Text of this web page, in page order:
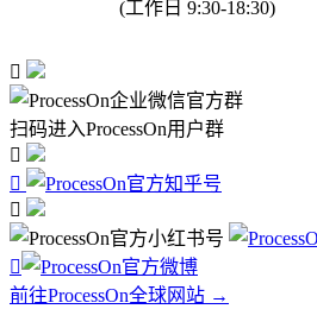
(工作日 9:30-18:30)

扫码进入ProcessOn用户群




前往ProcessOn全球网站 →